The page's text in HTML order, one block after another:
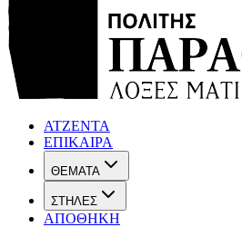
ΑΤΖΕΝΤΑ
ΕΠΙΚΑΙΡΑ
ΘΕΜΑΤΑ
ΣΤΗΛΕΣ
ΑΠΟΘΗΚΗ